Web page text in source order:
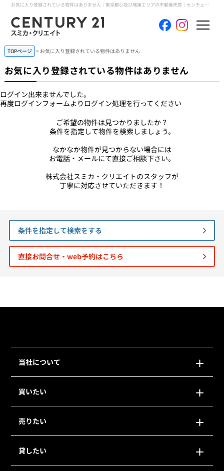
お気に入り登録されている物件はありません｜東京都心及び城南エリアの不動産売買｜センチュリー21スミカ・クリエイト
ホーム
当社について
買いたい
売りたい
コンテンツ
採用情報
個人情報保護の取扱い
TOPページ > お気に入り登録されている物件はありません
お気に入り登録されている物件はありません
ログイン出来ませんでした。
再度ログインフォームよりログイン処理を行ってください
ご希望の物件は見つかりましたか？
条件を指定して物件を検索しましょう。
なかなか物件が見つからない場合には
お電話・メールにて直接ご相談下さい。
株式会社スミカ・クリエイトのスタッフが
丁寧に対応させていただきます！
条件を指定して検索をする
直接お問合せ・web予約はこちら
当社について
買いたい
売りたい
貸したい